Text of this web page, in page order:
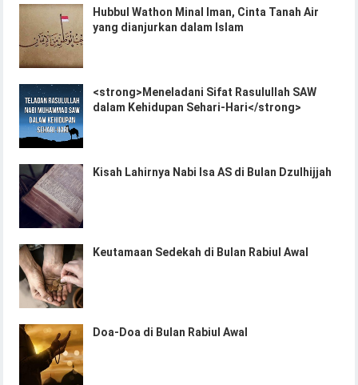
Hubbul Wathon Minal Iman, Cinta Tanah Air
yang dianjurkan dalam Islam
<strong>Meneladani Sifat Rasulullah SAW
dalam Kehidupan Sehari-Hari</strong>
Kisah Lahirnya Nabi Isa AS di Bulan Dzulhijjah
Keutamaan Sedekah di Bulan Rabiul Awal
Doa-Doa di Bulan Rabiul Awal